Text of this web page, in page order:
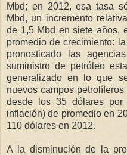
Mbd; en 2012, esa tasa
Mbd, un incremento
de 1,5 Mbd en siete años,
promedio de crecimiento:
pronosticado las
suministro de petróleo
generalizado en lo que
nuevos campos
desde los 35 dólares
inflación) de promedio en
110 dólares en 2012.
A la disminución de la